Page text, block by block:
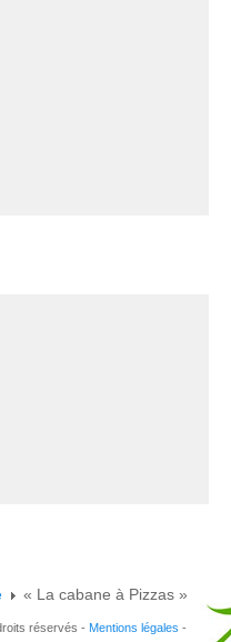
« La cabane à Pizzas »
réservés - Mentions légales -